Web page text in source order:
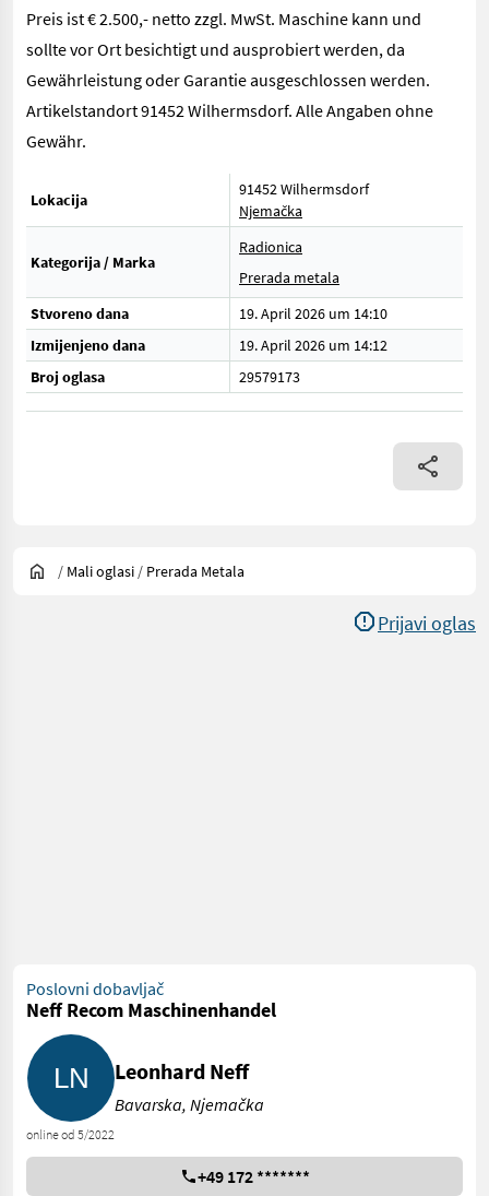
Preis ist € 2.500,- netto zzgl. MwSt. Maschine kann und
sollte vor Ort besichtigt und ausprobiert werden, da
Gewährleistung oder Garantie ausgeschlossen werden.
Artikelstandort 91452 Wilhermsdorf. Alle Angaben ohne
Gewähr.
Lokacija
91452 Wilhermsdorf
Njemačka
Kategorija / Marka
Radionica
Prerada metala
Stvoreno dana
19. April 2026 um 14:10
Izmijenjeno dana
19. April 2026 um 14:12
Broj oglasa
29579173
/ Mali oglasi / Prerada Metala
Prijavi oglas
Poslovni dobavljač
Neff Recom Maschinenhandel
online od 5/2022
Leonhard Neff
Bavarska, Njemačka
+49 172 *******